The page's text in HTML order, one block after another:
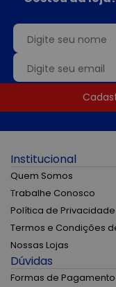
Institucional
Quem Somos
Trabalhe Conosco
Política de Privacidade
Termos e Condições
Nossas Lojas
Dúvidas
Formas de Pagamento